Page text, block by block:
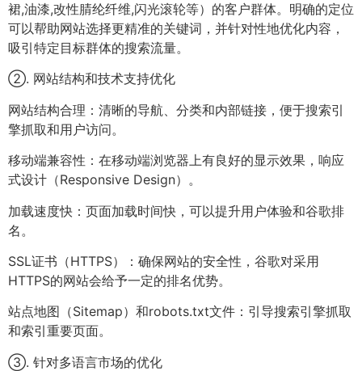
裙,油漆,改性腈纶纤维,闪光滚轮等）的客户群体。明确的定位
可以帮助网站选择更精准的关键词，并针对性地优化内容，
吸引特定目标群体的搜索流量。
②. 网站结构和技术支持优化
网站结构合理：清晰的导航、分类和内部链接，便于搜索引
擎抓取和用户访问。
移动端兼容性：在移动端浏览器上有良好的显示效果，响应
式设计（Responsive Design）。
加载速度快：页面加载时间快，可以提升用户体验和谷歌排
名。
SSL证书（HTTPS）：确保网站的安全性，谷歌对采用
HTTPS的网站会给予一定的排名优势。
站点地图（Sitemap）和robots.txt文件：引导搜索引擎抓取
和索引重要页面。
③. 针对多语言市场的优化